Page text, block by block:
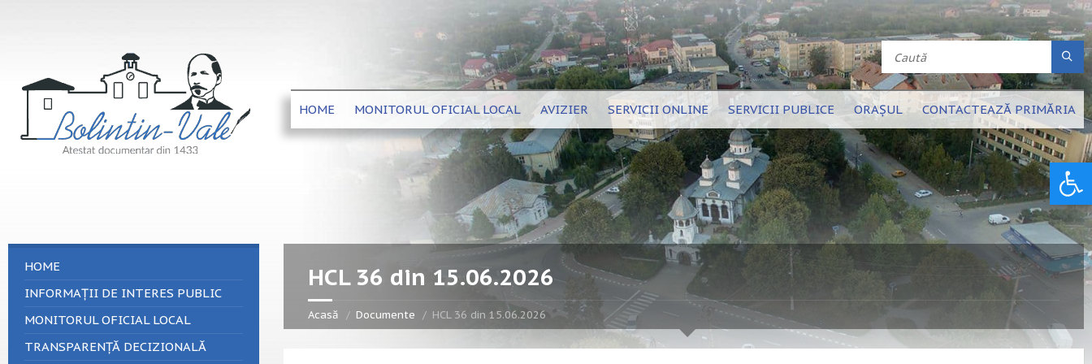
HOME MONITORUL OFICIAL LOCAL AVIZIER SERVICII ONLINE SERVICII PUBLICE ORAȘUL CONTACTEAZĂ PRIMĂRIA
HCL 36 din 15.06.2026
Acasă Documente HCL 36 din 15.06.2026
HOME
INFORMAȚII DE INTERES PUBLIC
MONITORUL OFICIAL LOCAL
TRANSPARENȚĂ DECIZIONALĂ
Deschide bara de unelte